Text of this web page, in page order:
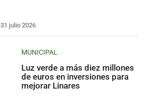
31 julio 2026
MUNICIPAL
Luz verde a más diez millones
de euros en inversiones para
mejorar Linares